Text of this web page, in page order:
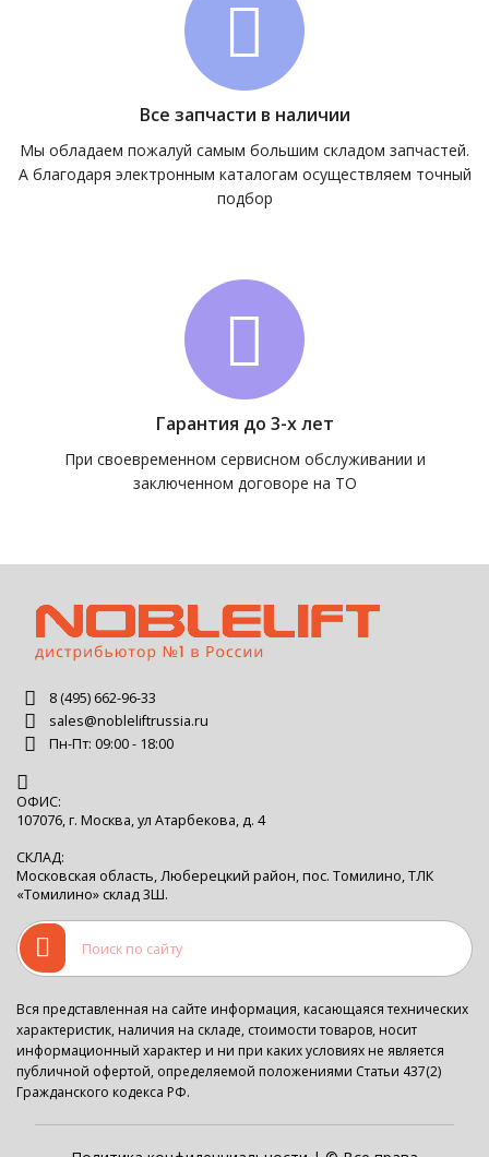
Все запчасти в наличии
Мы обладаем пожалуй самым большим складом запчастей.
А благодаря электронным каталогам осуществляем точный
подбор
Гарантия до 3-х лет
При своевременном сервисном обслуживании и
заключенном договоре на ТО
8 (495) 662-96-33
sales@nobleliftrussia.ru
Пн-Пт: 09:00 - 18:00
ОФИС:
107076, г. Москва, ул Атарбекова, д. 4
СКЛАД:
Московская область, Люберецкий район, пос. Томилино, ТЛК
«Томилино» склад 3Ш.
Вся представленная на сайте информация, касающаяся технических
характеристик, наличия на складе, стоимости товаров, носит
информационный характер и ни при каких условиях не является
публичной офертой, определяемой положениями Статьи 437(2)
Гражданского кодекса РФ.